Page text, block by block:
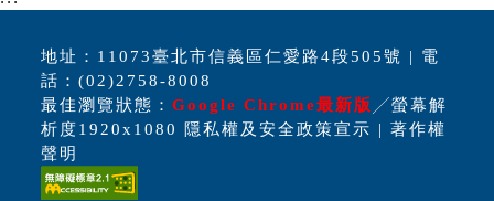
地址：11073臺北市信義區仁愛路4段505號 | 電
話：(02)2758-8008
最佳瀏覽狀態：Google Chrome最新版 ╱螢幕解
析度1920x1080 隱私權及安全政策宣示 | 著作權
聲明